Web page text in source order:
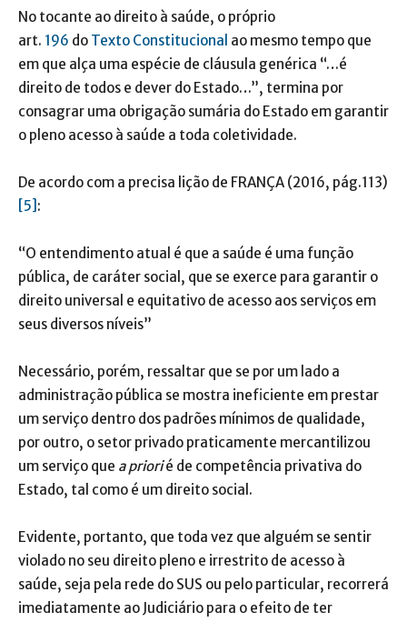
No tocante ao direito à saúde, o próprio
art. 196 do Texto Constitucional ao mesmo tempo que
em que alça uma espécie de cláusula genérica “…é
direito de todos e dever do Estado…”, termina por
consagrar uma obrigação sumária do Estado em garantir
o pleno acesso à saúde a toda coletividade.
De acordo com a precisa lição de FRANÇA (2016, pág.113)
[5] :
“O entendimento atual é que a saúde é uma função
pública, de caráter social, que se exerce para garantir o
direito universal e equitativo de acesso aos serviços em
seus diversos níveis”
Necessário, porém, ressaltar que se por um lado a
administração pública se mostra ineficiente em prestar
um serviço dentro dos padrões mínimos de qualidade,
por outro, o setor privado praticamente mercantilizou
um serviço que a priorié de competência privativa do
Estado, tal como é um direito social.
Evidente, portanto, que toda vez que alguém se sentir
violado no seu direito pleno e irrestrito de acesso à
saúde, seja pela rede do SUS ou pelo particular, recorrerá
imediatamente ao Judiciário para o efeito de ter